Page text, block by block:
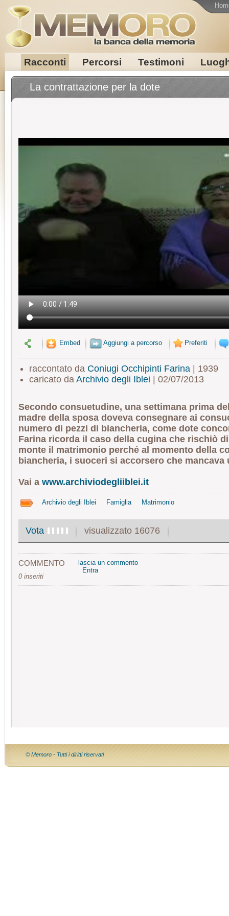
Racconti Percorsi Testimoni
La contrattazione per la dote
Embed Aggiungi a percorso Preferiti
raccontato da Coniugi Occhipinti Farina| 1939
caricato da Archivio degli Iblei | 02/07/2013
Secondo consuetudine, una settimana prima
madre della sposa doveva consegnare ai
numero di pezzi di biancheria, come dote
Farina ricorda il caso della cugina che rischiò
monte il matrimonio perché al momento della
biancheria, i suoceri si accorsero che mancava
Vai a www.archiviodegliiblei.it
Archivio degli Iblei Famiglia Matrimonio
Vota visualizzato 16076
COMMENTO
0 inseriti
lascia un commento
Entra
© Memoro - Tutti i diritti riservati